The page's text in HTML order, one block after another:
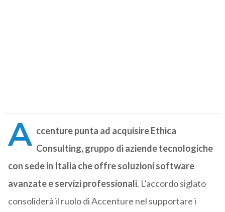
A ccenture punta ad acquisire Ethica
Consulting, gruppo di aziende tecnologiche
con sede in Italia che offre soluzioni software
avanzate e servizi professionali. L’accordo siglato
consoliderà il ruolo di Accenture nel supportare i